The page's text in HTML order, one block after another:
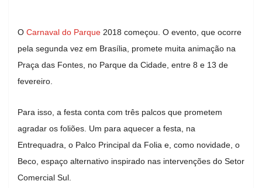
O Carnaval do Parque 2018 começou. O evento, que ocorre
pela segunda vez em Brasília, promete muita animação na
Praça das Fontes, no Parque da Cidade, entre 8 e 13 de
fevereiro.
Para isso, a festa conta com três palcos que prometem
agradar os foliões. Um para aquecer a festa, na
Entrequadra, o Palco Principal da Folia e, como novidade, o
Beco, espaço alternativo inspirado nas intervenções do Setor
Comercial Sul.